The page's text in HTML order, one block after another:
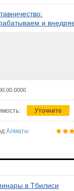
и
Уточните
Алматы
в Тбилиси